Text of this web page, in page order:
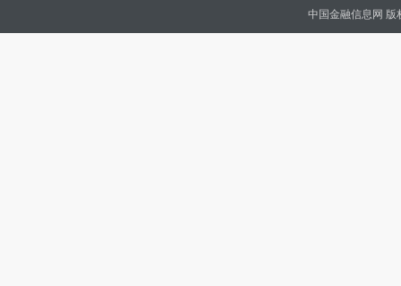
中国金融信息网 版